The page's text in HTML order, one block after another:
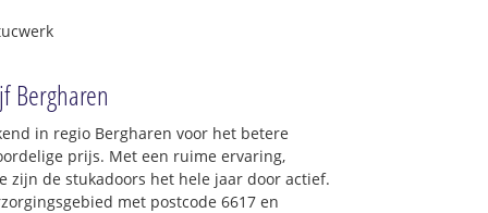
Bergharen
in regio Bergharen voor het betere
prijs. Met een ruime ervaring,
zijn de stukadoors het hele jaar door actief.
met postcode 6617 en